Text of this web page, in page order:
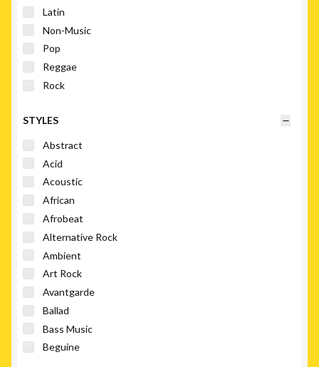
Latin
Non-Music
Pop
Reggae
Rock
STYLES
Abstract
Acid
Acoustic
African
Afrobeat
Alternative Rock
Ambient
Art Rock
Avantgarde
Ballad
Bass Music
Beguine